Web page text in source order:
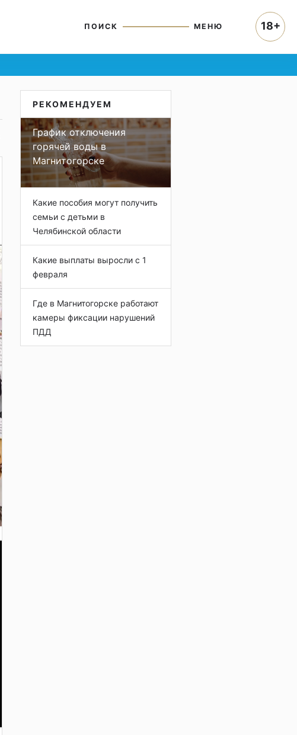
ПОИСК МЕНЮ
РЕКОМЕНДУЕМ
График отключения
горячей воды в
Магнитогорске
Какие пособия могут получить
семьи с детьми в
Челябинской области
Какие выплаты выросли с 1
февраля
Где в Магнитогорске работают
камеры фиксации нарушений
ПДД
18+